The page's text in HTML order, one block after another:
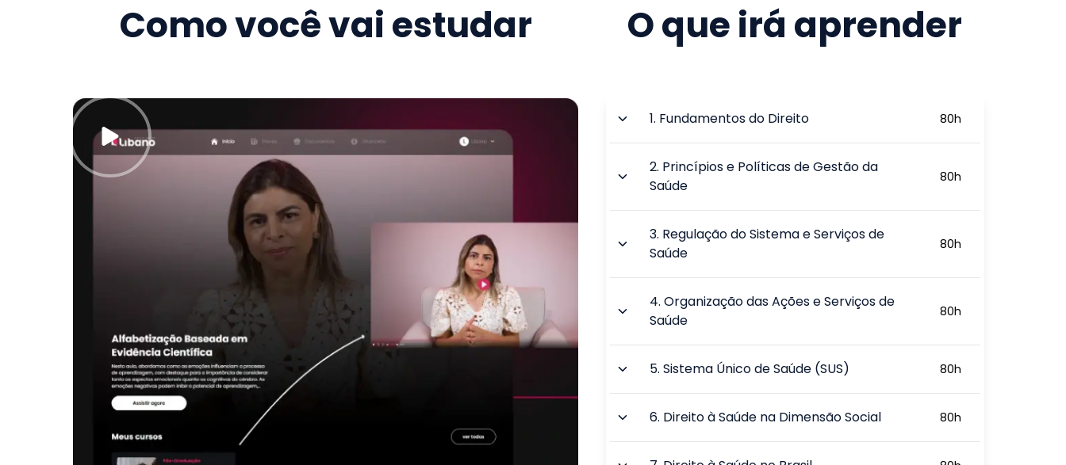
Como você vai estudar O que irá aprender
1. Fundamentos do Direito 80h
2. Princípios e Políticas de Gestão da
Saúde
80h
3. Regulação do Sistema e Serviços de
Saúde
80h
4.Organização das Ações e Serviços de
Saúde
80h
5.Sistema Único de Saúde (SUS) 80h
6. Direito à Saúde na Dimensão Social 80h